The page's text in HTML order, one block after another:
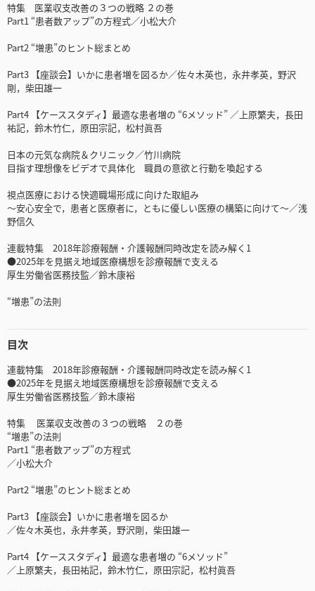
特集 医業収支改善の３つの戦略 ２の巻
Part1 “患者数アップ”の方程式／小松大介
Part2 “増患”のヒント総まとめ
Part3 【座談会】いかに患者増を図るか／佐々木英也，永井孝英，野沢
剛，柴田雄一
Part4 【ケーススタディ】最適な患者増の “6メソッド” ／上原繁夫，長田
祐記，鈴木竹仁，原田宗記，松村眞吾
日本の元気な病院＆クリニック／竹川病院
目指す理想像をビデオで具体化 職員の意欲と行動を喚起する
視点医療における快適職場形成に向けた取組み
～安心安全で，患者と医療者に，ともに優しい医療の構築に向けて～／浅
野信久
連載特集 2018年診療報酬・介護報酬同時改定を読み解く1
●2025年を見据え地域医療構想を診療報酬で支える
厚生労働省医務技監／鈴木康裕
“増患”の法則
目次
連載特集 2018年診療報酬・介護報酬同時改定を読み解く1
●2025年を見据え地域医療構想を診療報酬で支える
厚生労働省医務技監／鈴木康裕
特集 医業収支改善の３つの戦略 ２の巻
“増患”の法則
Part1 “患者数アップ”の方程式
／小松大介
Part2 “増患”のヒント総まとめ
Part3 【座談会】いかに患者増を図るか
／佐々木英也，永井孝英，野沢剛，柴田雄一
Part4 【ケーススタディ】最適な患者増の “6メソッド”
／上原繁夫，長田祐記，鈴木竹仁，原田宗記，松村眞吾